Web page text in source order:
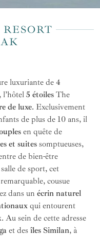
luxuriante de 4
5 étoiles The
de luxe. Exclusivement
de plus de 10 ans, il
en quête de
et suites somptueuses,
de bien-être
de sport, cet
cousue
dans un écrin naturel
qui entourent
. Au sein de cette adresse
et des îles Similan, à